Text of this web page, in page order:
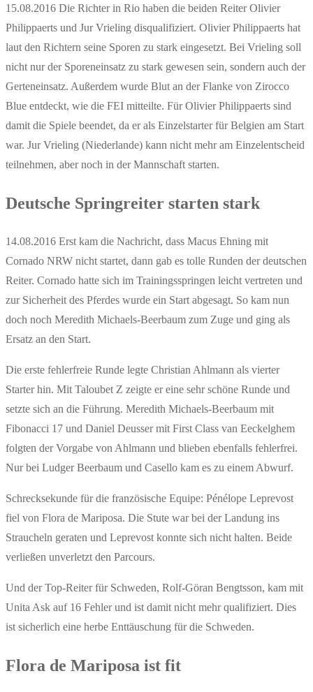
15.08.2016 Die Richter in Rio haben die beiden Reiter Olivier
Philippaerts und Jur Vrieling disqualifiziert. Olivier Philippaerts hat
laut den Richtern seine Sporen zu stark eingesetzt. Bei Vrieling soll
nicht nur der Sporeneinsatz zu stark gewesen sein, sondern auch der
Gerteneinsatz. Außerdem wurde Blut an der Flanke von Zirocco
Blue entdeckt, wie die FEI mitteilte. Für Olivier Philippaerts sind
damit die Spiele beendet, da er als Einzelstarter für Belgien am Start
war. Jur Vrieling (Niederlande) kann nicht mehr am Einzelentscheid
teilnehmen, aber noch in der Mannschaft starten.
Deutsche Springreiter starten stark
14.08.2016 Erst kam die Nachricht, dass Macus Ehning mit
Cornado NRW nicht startet, dann gab es tolle Runden der deutschen
Reiter. Cornado hatte sich im Trainingsspringen leicht vertreten und
zur Sicherheit des Pferdes wurde ein Start abgesagt. So kam nun
doch noch Meredith Michaels-Beerbaum zum Zuge und ging als
Ersatz an den Start.
Die erste fehlerfreie Runde legte Christian Ahlmann als vierter
Starter hin. Mit Taloubet Z zeigte er eine sehr schöne Runde und
setzte sich an die Führung. Meredith Michaels-Beerbaum mit
Fibonacci 17 und Daniel Deusser mit First Class van Eeckelghem
folgten der Vorgabe von Ahlmann und blieben ebenfalls fehlerfrei.
Nur bei Ludger Beerbaum und Casello kam es zu einem Abwurf.
Schrecksekunde für die französische Equipe: Pénélope Leprevost
fiel von Flora de Mariposa. Die Stute war bei der Landung ins
Straucheln geraten und Leprevost konnte sich nicht halten. Beide
verließen unverletzt den Parcours.
Und der Top-Reiter für Schweden, Rolf-Göran Bengtsson, kam mit
Unita Ask auf 16 Fehler und ist damit nicht mehr qualifiziert. Dies
ist sicherlich eine herbe Enttäuschung für die Schweden.
Flora de Mariposa ist fit